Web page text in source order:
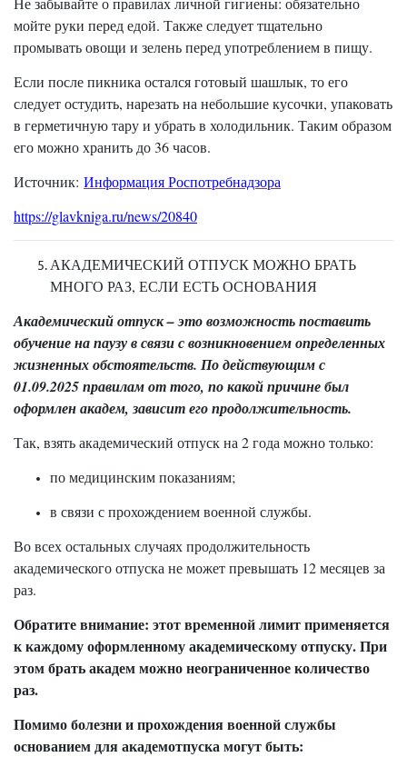
мойте руки перед едой. Также следует тщательно
промывать овощи и зелень перед употреблением в пищу.
Если после пикника остался готовый шашлык, то его
следует остудить, нарезать на небольшие кусочки, упаковать
в герметичную тару и убрать в холодильник. Таким образом
его можно хранить до 36 часов.
Источник: Информация Роспотребнадзора
https://glavkniga.ru/news/20840
АКАДЕМИЧЕСКИЙ ОТПУСК МОЖНО БРАТЬ
МНОГО РАЗ, ЕСЛИ ЕСТЬ ОСНОВАНИЯ
Академический отпуск – это возможность поставить
обучение на паузу в связи с возникновением определенных
жизненных обстоятельств. По действующим с
01.09.2025 правилам от того, по какой причине был
оформлен академ, зависит его продолжительность.
Так, взять академический отпуск на 2 года можно только:
по медицинским показаниям;
в связи с прохождением военной службы.
Во всех остальных случаях продолжительность
академического отпуска не может превышать 12 месяцев за
раз.
Обратите внимание: этот временной лимит применяется
к каждому оформленному академическому отпуску. При
этом брать академ можно неограниченное количество
раз.
Помимо болезни и прохождения военной службы
основанием для академотпуска могут быть: